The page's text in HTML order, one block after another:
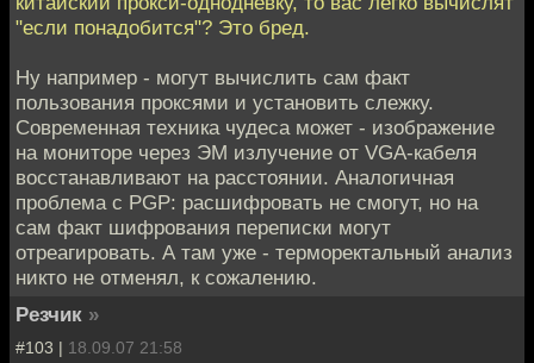
"если понадобится"? Это бред.
Ну например - могут вычислить сам факт
пользования проксями и установить слежку.
Современная техника чудеса может - изображение
на мониторе через ЭМ излучение от VGA-кабеля
восстанавливают на расстоянии. Аналогичная
проблема с PGP: расшифровать не смогут, но на
сам факт шифрования переписки могут
отреагировать. А там уже - терморектальный анализ
никто не отменял, к сожалению.
Резчик »
#103 | 18.09.07 21:58